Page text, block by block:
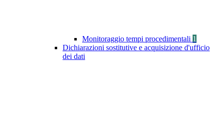
Monitoraggio tempi procedimentali 1
Dichiarazioni sostitutive e acquisizione d'ufficio
dei dati